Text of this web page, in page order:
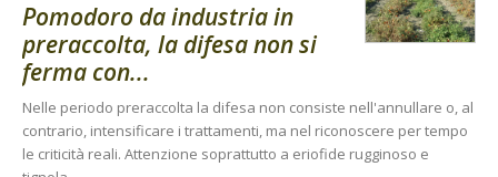
Pomodoro da industria in
preraccolta, la difesa non si
ferma con...
Nelle periodo preraccolta la difesa non consiste nell'annullare o, al
contrario, intensificare i trattamenti, ma nel riconoscere per tempo
le criticità reali. Attenzione soprattutto a eriofide rugginoso e